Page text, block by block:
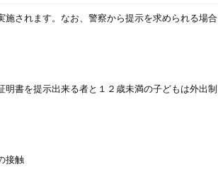
されます。なお、警察から提示を求められる場合
書を提示出来る者と１２歳未満の子どもは外出制
接触